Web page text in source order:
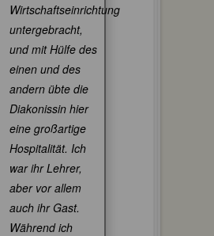
Wirtschaftseinrichtung
untergebracht,
und mit Hülfe des
einen und des
andern übte die
Diakonissin hier
eine großartige
Hospitalität. Ich
war ihr Lehrer,
aber vor allem
auch ihr Gast.
Während ich